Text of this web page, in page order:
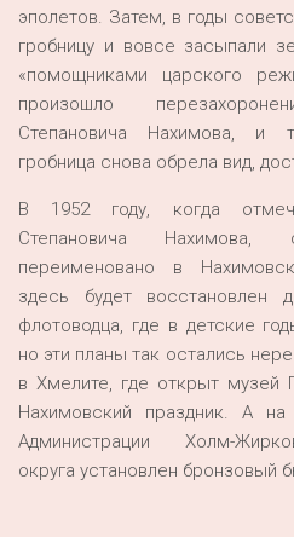
эполетов. Затем, в годы
гробницу и вовсе засыпали
«помощниками царского
произошло
Степановича Нахимова, и
гробница снова обрела вид,
В 1952 году, когда
Степановича
переименовано в
здесь будет
флотоводца, где в детские
но эти планы так остались
в Хмелите, где открыт музей
Нахимовский праздник. А
Администрации Холм-
округа установлен бронзовый